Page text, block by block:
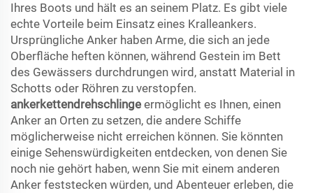
Ihres Boots und hält es an seinem Platz. Es gibt viele
echte Vorteile beim Einsatz eines Kralleankers.
Ursprüngliche Anker haben Arme, die sich an jede
Oberfläche heften können, während Gestein im Bett
des Gewässers durchdrungen wird, anstatt Material in
Schotts oder Röhren zu verstopfen.
ankerkettendrehschlinge ermöglicht es Ihnen, einen
Anker an Orten zu setzen, die andere Schiffe
möglicherweise nicht erreichen können. Sie könnten
einige Sehenswürdigkeiten entdecken, von denen Sie
noch nie gehört haben, wenn Sie mit einem anderen
Anker feststecken würden, und Abenteuer erleben, die